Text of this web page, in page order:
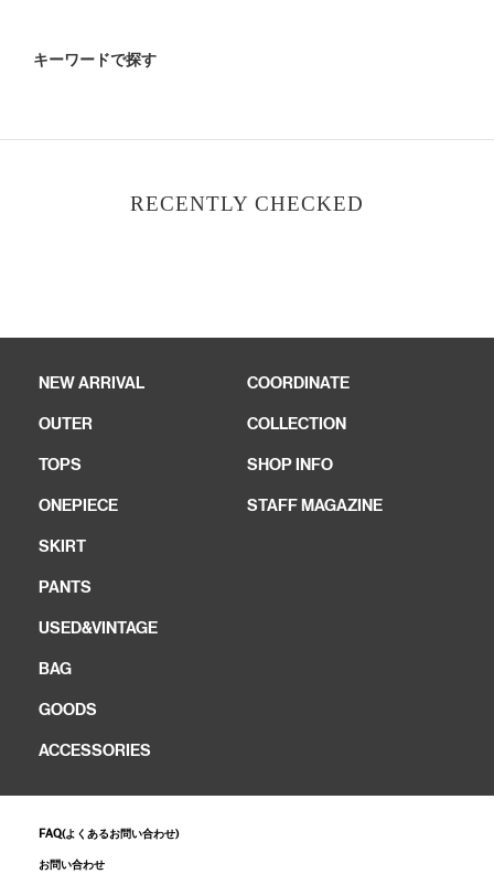
キーワードで探す
RECENTLY CHECKED
NEW ARRIVAL
OUTER
TOPS
ONEPIECE
SKIRT
PANTS
USED&VINTAGE
BAG
GOODS
ACCESSORIES
COORDINATE
COLLECTION
SHOP INFO
STAFF MAGAZINE
FAQ(よくあるお問い合わせ)
お問い合わせ